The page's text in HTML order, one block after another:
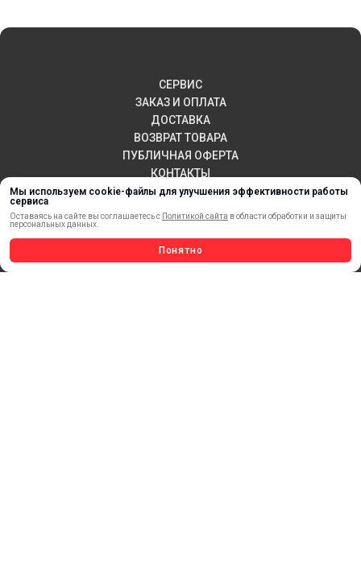
Мы используем cookie-файлы для улучшения эффективности работы
сервиса
Оставаясь на сайте вы соглашаетесь с Политикой сайта в области обработки и защиты
персональных данных.
Понятно
СЕРВИС
ЗАКАЗ И ОПЛАТА
ДОСТАВКА
ВОЗВРАТ ТОВАРА
ПУБЛИЧНАЯ ОФЕРТА
КОНТАКТЫ
АКЦИИ И РАСПРОДАЖА